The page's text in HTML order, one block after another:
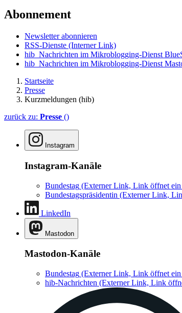
Abonnement
Newsletter abonnieren
RSS-Dienste (Interner Link)
hib_Nachrichten im Mikroblogging-Dienst
hib_Nachrichten im Mikroblogging-Dienst
Startseite
Presse
Kurzmeldungen (hib)
zurück zu: Presse ()
Instagram
Instagram-Kanäle
Bundestag (Externer Link, Link öffnet ein
Bundestagspräsidentin (Externer Link,
LinkedIn
Mastodon
Mastodon-Kanäle
Bundestag (Externer Link, Link öffnet ein
hib-Nachrichten (Externer Link, Link